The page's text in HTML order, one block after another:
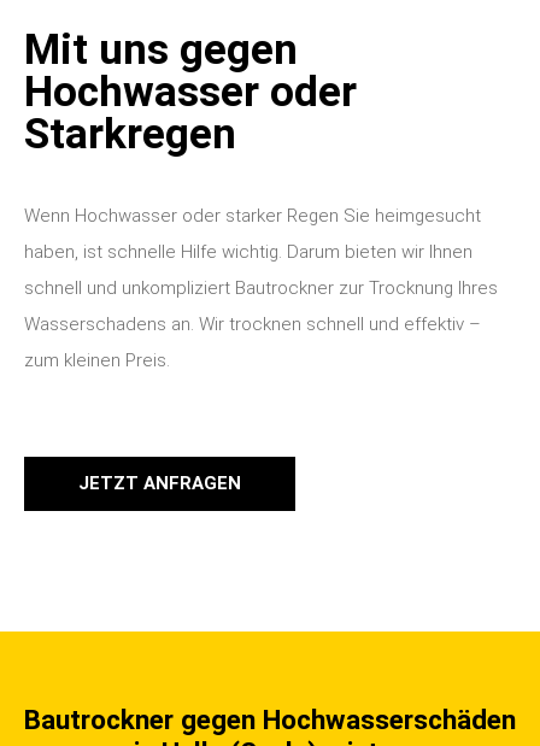
Mit uns gegen
Hochwasser oder
Starkregen
Wenn Hochwasser oder starker Regen Sie heimgesucht
haben, ist schnelle Hilfe wichtig. Darum bieten wir Ihnen
schnell und unkompliziert Bautrockner zur Trocknung Ihres
Wasserschadens an. Wir trocknen schnell und effektiv –
zum kleinen Preis.
JETZT ANFRAGEN
Bautrockner gegen Hochwasserschäden